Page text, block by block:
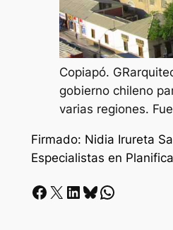
Copiapó.
gobierno chileno
varias regiones.
Firmado: Nidia Irureta
Especialistas en
Facebook X LinkedIn Bluesky Whatsapp